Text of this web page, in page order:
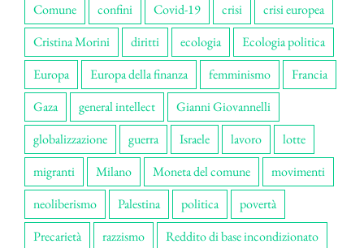
Comune
confini Covid-19 crisi
crisi europea
Cristina Morini
diritti ecologia
Ecologia politica
Europa
Europa della finanza femminismo
Francia
Gaza
general intellect
Gianni Giovannelli
globalizzazione
guerra Israele lavoro
lotte
migranti
Milano Moneta del comune
movimenti
neoliberismo
Palestina politica
povertà
Precarietà
razzismo Reddito di base incondizionato